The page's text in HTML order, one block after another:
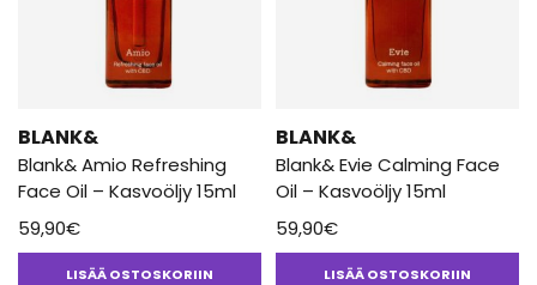
BLANK&
Blank& Amio Refreshing
Face Oil – Kasvoöljy 15ml
59,90€
LISÄÄ OSTOSKORIIN
BLANK&
Blank& Evie Calming Face
Oil – Kasvoöljy 15ml
59,90€
LISÄÄ OSTOSKORIIN